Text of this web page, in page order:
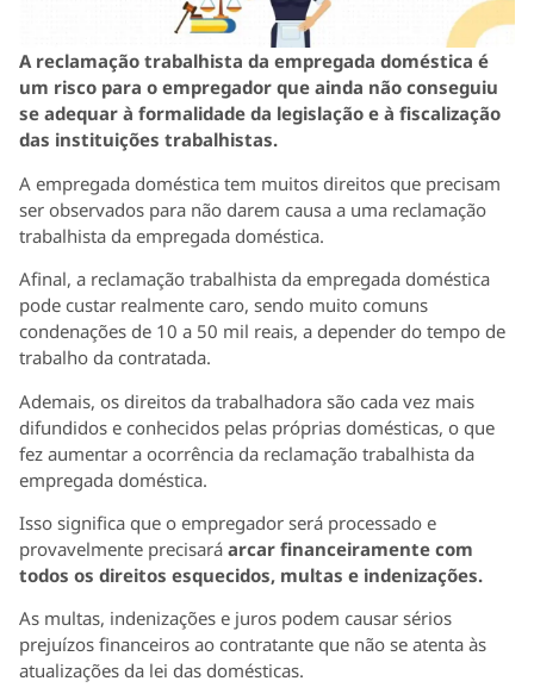
A reclamação trabalhista da empregada doméstica é
um risco para o empregador que ainda não conseguiu
se adequar à formalidade da legislação e à fiscalização
das instituições trabalhistas.
A empregada doméstica tem muitos direitos que precisam
ser observados para não darem causa a uma reclamação
trabalhista da empregada doméstica.
Afinal, a reclamação trabalhista da empregada doméstica
pode custar realmente caro, sendo muito comuns
condenações de 10 a 50 mil reais, a depender do tempo de
trabalho da contratada.
Ademais, os direitos da trabalhadora são cada vez mais
difundidos e conhecidos pelas próprias domésticas, o que
fez aumentar a ocorrência da reclamação trabalhista da
empregada doméstica.
Isso significa que o empregador será processado e
provavelmente precisará arcar financeiramente com
todos os direitos esquecidos, multas e indenizações.
As multas, indenizações e juros podem causar sérios
prejuízos financeiros ao contratante que não se atenta às
atualizações da lei das domésticas.